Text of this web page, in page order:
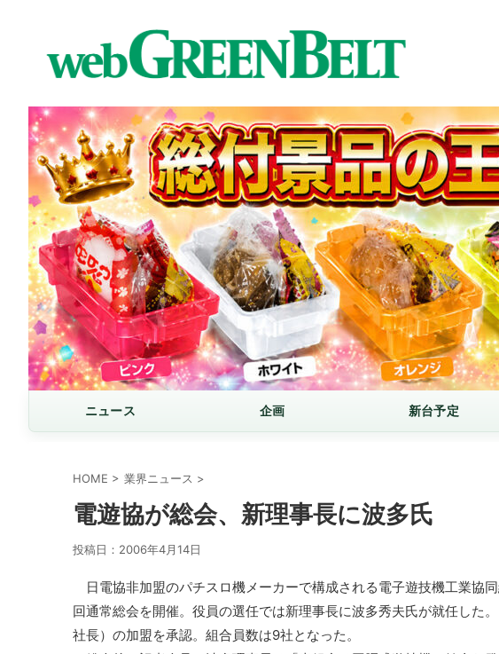
ニュース 企画 新台予定
HOME > 業界ニュース >
電遊協が総会、新理事長に波多氏
投稿日： 2006年4月14日
日電協非加盟のパチスロ機メーカーで構成される電子遊技機工業協
回通常総会を開催。役員の選任では新理事長に波多秀夫氏が就任した
社長）の加盟を承認。組合員数は9社となった。